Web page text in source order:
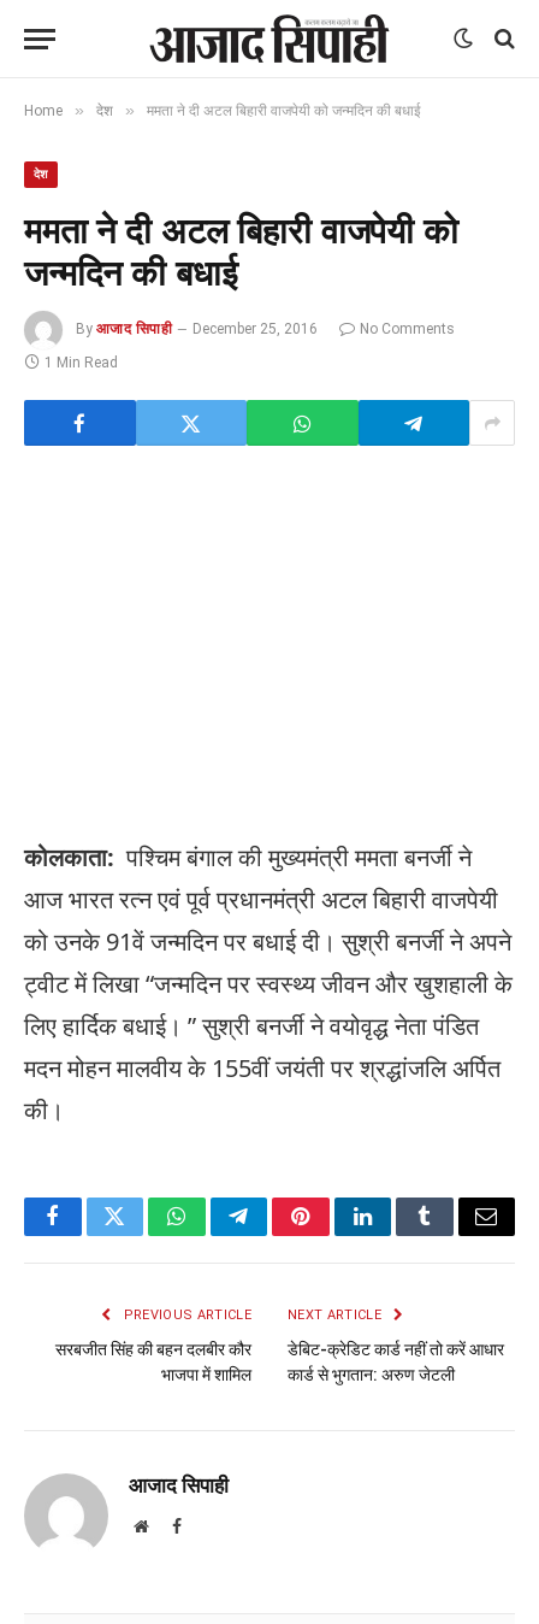
Home » देश » ममता ने दी अटल बिहारी वाजपेयी को जन्मदिन की बधाई
देश
ममता ने दी अटल बिहारी वाजपेयी को
जन्मदिन की बधाई
By आजाद सिपाही December 25, 2016
No Comments
1 Min Read
कोलकाता: पश्चिम बंगाल की मुख्यमंत्री ममता बनर्जी ने
आज भारत रत्न एवं पूर्व प्रधानमंत्री अटल बिहारी वाजपेयी
को उनके 91वें जन्मदिन पर बधाई दी। सुश्री बनर्जी ने अपने
ट्वीट में लिखा “जन्मदिन पर स्वस्थ्य जीवन और खुशहाली के
लिए हार्दिक बधाई। ” सुश्री बनर्जी ने वयोवृद्ध नेता पंडित
मदन मोहन मालवीय के 155वीं जयंती पर श्रद्धांजलि अर्पित
की।
FacebookTwitterWhatsAppTelegramPinterestLinkedInTumblrEmail
PREVIOUS ARTICLE
सरबजीत सिंह की बहन दलबीर कौर
भाजपा में शामिल
NEXT ARTICLE
डेबिट-क्रेडिट कार्ड नहीं तो करें आधार
कार्ड से भुगतान: अरुण जेटली
आजाद सिपाही
WebsiteFacebook